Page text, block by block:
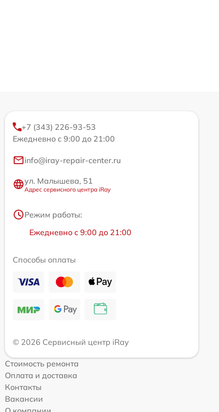
+7 (343) 226-93-53
Ежедневно с 9:00 до 21:00
info@iray-repair-center.ru
ул. Малышева, 51
Адрес сервисного центра iRay
Режим работы:
Ежедневно с 9:00 до 21:00
Способы оплаты
© 2026 Сервисный центр iRay
Стоимость ремонта
Оплата и доставка
Контакты
Вакансии